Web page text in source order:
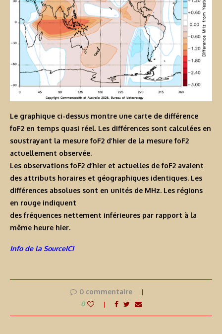
Le graphique ci-dessus montre une carte de différence
foF2 en temps quasi réel. Les différences sont calculées en
soustrayant la mesure foF2 d’hier de la mesure foF2
actuellement observée.
Les observations foF2 d’hier et actuelles de foF2 avaient
des attributs horaires et géographiques identiques. Les
différences absolues sont en unités de MHz. Les régions
en rouge indiquent
des fréquences nettement inférieures par rapport à la
même heure hier.
Info de la SourceICI
0 commentaire
0